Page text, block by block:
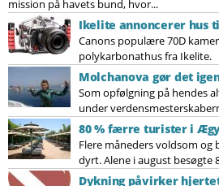
mission på havets bund, hvor...
Ikelite annoncerer hus
Canons populære 70D
polykarbonathus fra Ikelite.
Molchanova gør det
Som opfølgning på hendes
under
80 % færre turister i
Flere måneders voldsom
dyrt. Alene i august besøgte
Dykning påvirker